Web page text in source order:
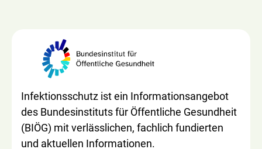
Infektionsschutz ist ein Informationsangebot
des Bundesinstituts für Öffentliche Gesundheit
(BIÖG) mit verlässlichen, fachlich fundierten
und aktuellen Informationen.